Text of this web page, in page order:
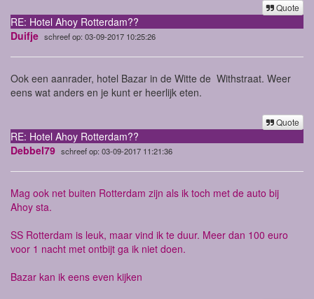
Quote
RE: Hotel Ahoy Rotterdam??
Duifje schreef op: 03-09-2017 10:25:26
Ook een aanrader, hotel Bazar in de Witte de Withstraat. Weer
eens wat anders en je kunt er heerlijk eten.
Quote
RE: Hotel Ahoy Rotterdam??
Debbel79 schreef op: 03-09-2017 11:21:36
Mag ook net buiten Rotterdam zijn als ik toch met de auto bij
Ahoy sta.
SS Rotterdam is leuk, maar vind ik te duur. Meer dan 100 euro
voor 1 nacht met ontbijt ga ik niet doen.
Bazar kan ik eens even kijken